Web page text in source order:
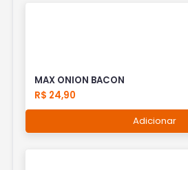
MAX ONION BACON
R$ 24,90
Adicionar